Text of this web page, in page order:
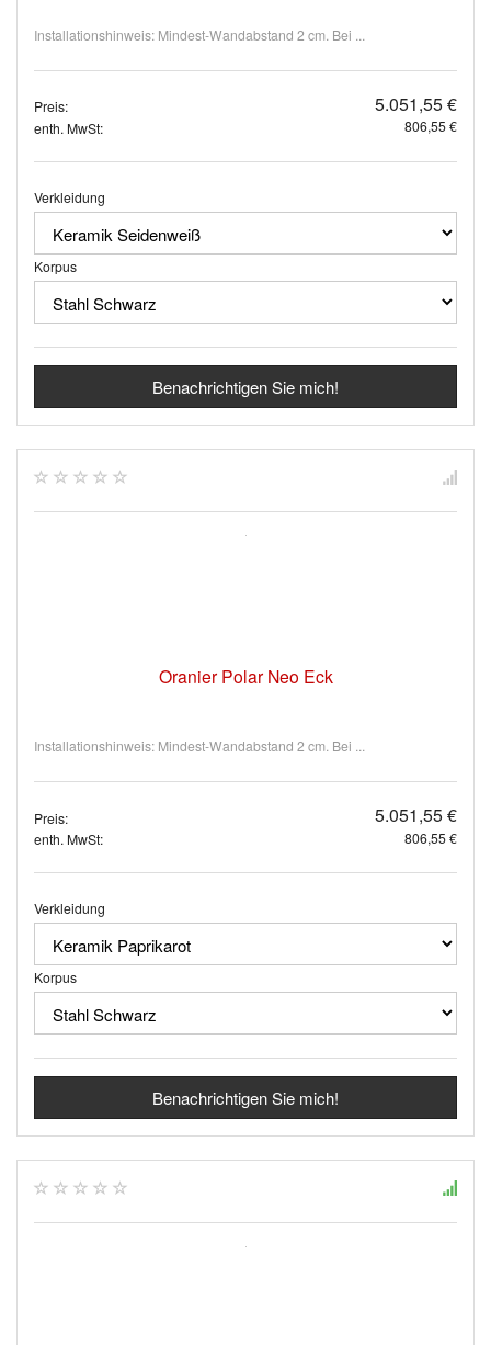
Installationshinweis: Mindest-Wandabstand 2 cm. Bei ...
Preis: 5.051,55 €
enth. MwSt: 806,55 €
Verkleidung
Korpus
Benachrichtigen Sie mich!
Oranier Polar Neo Eck
Installationshinweis: Mindest-Wandabstand 2 cm. Bei ...
Preis: 5.051,55 €
enth. MwSt: 806,55 €
Verkleidung
Korpus
Benachrichtigen Sie mich!